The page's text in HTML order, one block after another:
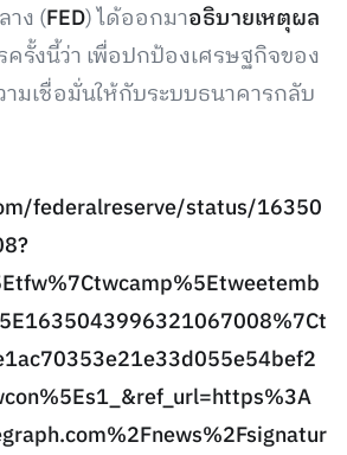
าง (FED) ได้ออกมาอธิบายเหตุผล
ครั้งนี้ว่า เพื่อปกป้องเศรษฐกิจของ
ามเชื่อมั่นให้กับระบบธนาคารกลับ
federalreserve/status/16350